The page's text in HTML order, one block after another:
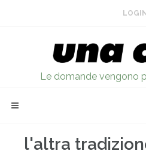
LOGIN
Le domande vengono
l'altra